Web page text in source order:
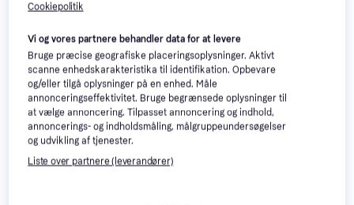
Cozze Pizzasten 34.5x34.5
cm Bagesten
Cookiepolitik
Vi og vores partnere behandler data for at levere
Bruge præcise geografiske placeringsoplysninger. Aktivt
scanne enhedskarakteristika til identifikation. Opbevare
og/eller tilgå oplysninger på en enhed. Måle
annonceringseffektivitet. Bruge begrænsede oplysninger til
at vælge annoncering. Tilpasset annoncering og indhold,
annoncerings- og indholdsmåling, målgruppeundersøgelser
og udvikling af tjenester.
Liste over partnere (leverandører)